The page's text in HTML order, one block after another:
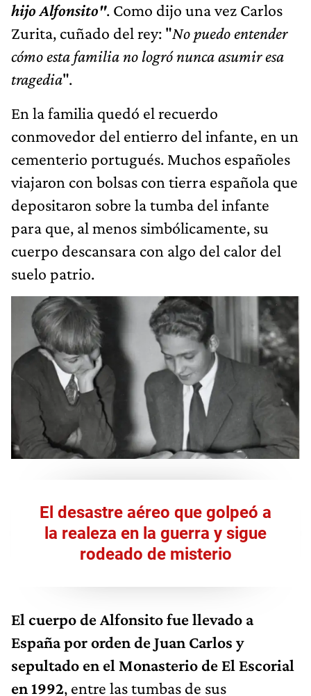
hijo Alfonsito". Como dijo una vez Carlos
Zurita, cuñado del rey: "No puedo entender
cómo esta familia no logró nunca asumir esa
tragedia".
En la familia quedó el recuerdo
conmovedor del entierro del infante, en un
cementerio portugués. Muchos españoles
viajaron con bolsas con tierra española que
depositaron sobre la tumba del infante
para que, al menos simbólicamente, su
cuerpo descansara con algo del calor del
suelo patrio.
El desastre aéreo que golpeó a
la realeza en la guerra y sigue
rodeado de misterio
El cuerpo de Alfonsitofuellevado a
España por orden de Juan Carlos y
sepultado en el Monasterio de El Escorial
en 1992, entre las tumbas de sus